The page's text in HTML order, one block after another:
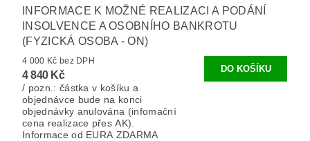
INFORMACE K MOŽNÉ REALIZACI A PODÁNÍ
INSOLVENCE A OSOBNÍHO BANKROTU
(FYZICKÁ OSOBA - ON)
4 000 Kč bez DPH
4 840 Kč
/ pozn.: částka v košíku a
objednávce bude na konci
objednávky anulována (infomační
cena realizace přes AK).
Informace od EURA ZDARMA